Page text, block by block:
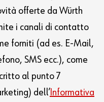
offerte da Würth
i canali di contatto
forniti (ad es. E-Mail,
SMS ecc.), come
al punto 7
dell’Informativa